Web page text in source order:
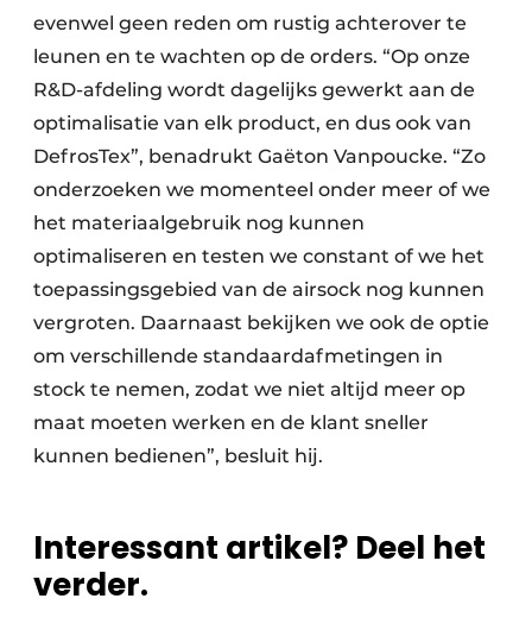
evenwel geen reden om rustig achterover te
leunen en te wachten op de orders. “Op onze
R&D-afdeling wordt dagelijks gewerkt aan de
optimalisatie van elk product, en dus ook van
DefrosTex”, benadrukt Gaëton Vanpoucke. “Zo
onderzoeken we momenteel onder meer of we
het materiaalgebruik nog kunnen
optimaliseren en testen we constant of we het
toepassingsgebied van de airsock nog kunnen
vergroten. Daarnaast bekijken we ook de optie
om verschillende standaardafmetingen in
stock te nemen, zodat we niet altijd meer op
maat moeten werken en de klant sneller
kunnen bedienen”, besluit hij.
Interessant artikel? Deel het
verder.